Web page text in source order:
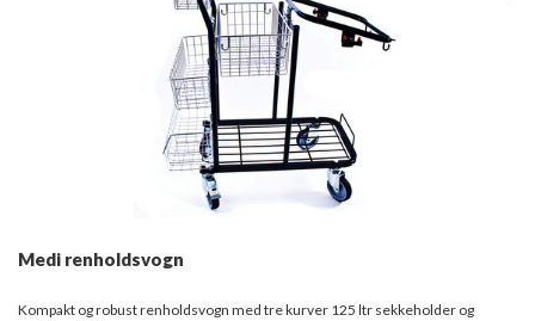
Medi renholdsvogn
Kompakt og robust renholdsvogn med tre kurver 125 ltr sekkeholder og